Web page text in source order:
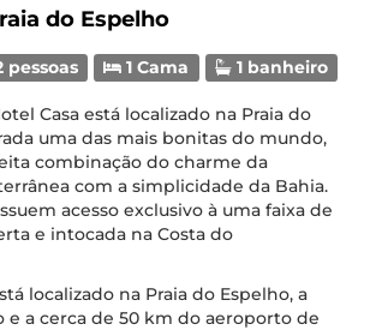
do Espelho
pessoas 1 Cama 1 banheiro
Casa está localizado na Praia do
uma das mais bonitas do mundo,
combinação do charme da
com a simplicidade da Bahia.
acesso exclusivo à uma faixa de
e intocada na Costa do
localizado na Praia do Espelho, a
e a cerca de 50 km do aeroporto de